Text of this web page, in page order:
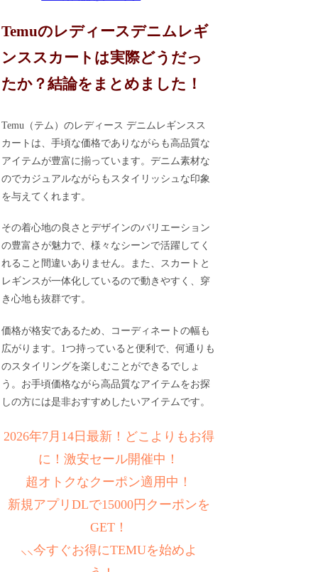
Temuのレディースデニムレギ
ンススカートは実際どうだっ
たか？結論をまとめました！
Temu（テム）のレディース デニムレギンスス
カートは、手頃な価格でありながらも高品質な
アイテムが豊富に揃っています。デニム素材な
のでカジュアルながらもスタイリッシュな印象
を与えてくれます。
その着心地の良さとデザインのバリエーション
の豊富さが魅力で、様々なシーンで活躍してく
れること間違いありません。また、スカートと
レギンスが一体化しているので動きやすく、穿
き心地も抜群です。
価格が格安であるため、コーディネートの幅も
広がります。1つ持っていると便利で、何通りも
のスタイリングを楽しむことができるでしょ
う。お手頃価格ながら高品質なアイテムをお探
しの方には是非おすすめしたいアイテムです。
2026年7月14日最新！どこよりもお得
に！激安セール開催中！
超オトクなクーポン適用中！
新規アプリDLで15000円クーポンを
GET！
⸜⸜今すぐお得にTEMUを始めよ